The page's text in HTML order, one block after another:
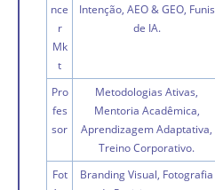
nce
r
Mk
t
Intenção, AEO & GEO, Funis
de IA.
Pro
fes
sor
Metodologias Ativas,
Mentoria Acadêmica,
Aprendizagem Adaptativa,
Treino Corporativo.
Fot
Branding Visual, Fotografia